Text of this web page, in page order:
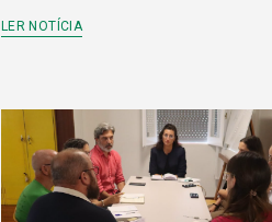
LER NOTÍCIA